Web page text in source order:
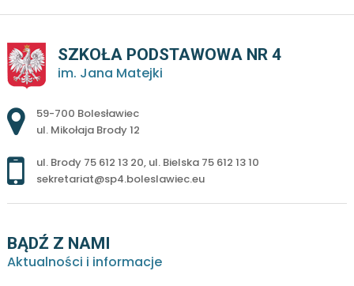
SZKOŁA PODSTAWOWA NR 4
im. Jana Matejki
Adres pocztowy:
59-700 Bolesławiec
ul. Mikołaja Brody 12
ul. Brody 75 612 13 20, ul. Bielska 75 612 13 10
sekretariat@sp4.boleslawiec.eu
BĄDŹ Z NAMI
Aktualności i informacje